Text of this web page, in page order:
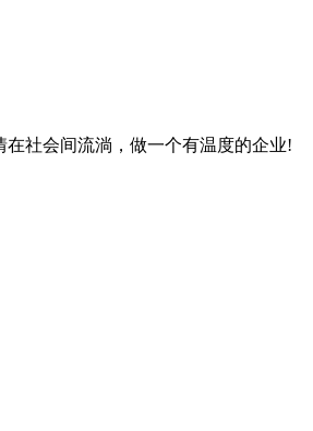
社会间流淌，做一个有温度的企业!